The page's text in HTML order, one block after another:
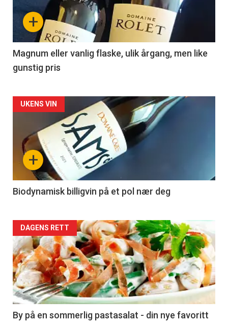
nå
3
+
Magnum eller vanlig flaske, ulik årgang, men like
gunstig pris
Forsiden
akkurat
nå
4
+
UKENS VIN
Biodynamisk billigvin på et pol nær deg
Forsiden
akkurat
nå
-
5
DAGENS RETT
By på en sommerlig pastasalat - din nye favoritt